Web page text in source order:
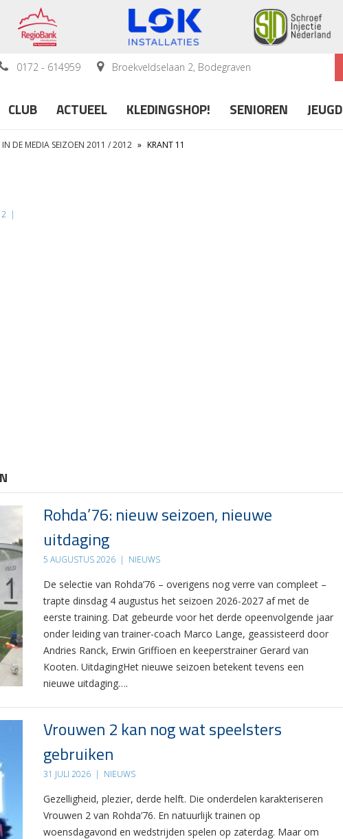
0172 - 614959 Broekveldselaan 2, Bodegraven
CLUB ACTUEEL KLEDINGSHOP! SENIOREN JEUGD
IN DE MEDIA SEIZOEN 2011 / 2012 » KRANT 11
|
Rohda’76: nieuw seizoen, nieuwe
uitdaging
5 AUGUSTUS 2026 | NIEUWS
De selectie van Rohda’76 – overigens nog verre van compleet –
trapte dinsdag 4 augustus het seizoen 2026-2027 af met de
eerste training. Dat gebeurde voor het derde opeenvolgende jaar
onder leiding van trainer-coach Marco Lange, geassisteerd door
Andries Ranck, Erwin Griffioen en keeperstrainer Gerard van
Kooten. UitdagingHet nieuwe seizoen betekent tevens een
nieuwe uitdaging….
Vrouwen 2 kan nog wat speelsters
gebruiken
31 JULI 2026 | NIEUWS
Gezelligheid, plezier, derde helft. Die onderdelen karakteriseren
Vrouwen 2 van Rohda’76. En natuurlijk trainen op
woensdagavond en wedstrijden spelen op zaterdag. Maar om